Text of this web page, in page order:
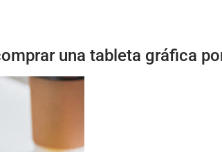
una tableta gráfica